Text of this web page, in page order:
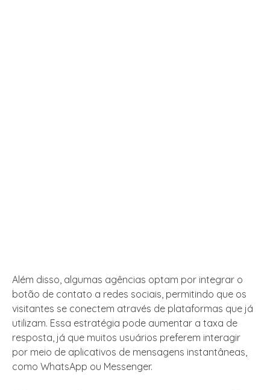
Além disso, algumas agências optam por integrar o
botão de contato a redes sociais, permitindo que os
visitantes se conectem através de plataformas que já
utilizam. Essa estratégia pode aumentar a taxa de
resposta, já que muitos usuários preferem interagir
por meio de aplicativos de mensagens instantâneas,
como WhatsApp ou Messenger.